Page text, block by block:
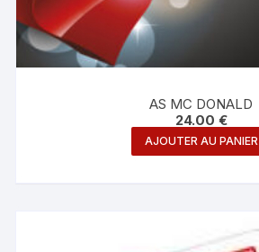
AS MC DONALD
24.00 €
AJOUTER AU PANIER